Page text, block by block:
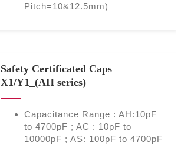
Pitch=10&12.5mm)
Safety Certificated Caps
X1/Y1_(AH series)
Capacitance Range : AH:10pF
to 4700pF ; AC : 10pF to
10000pF ; AS: 100pF to 4700pF